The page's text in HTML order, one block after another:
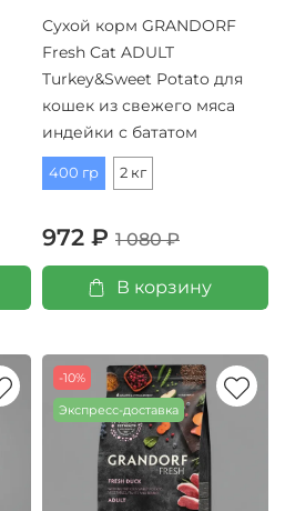
Сухой корм GRANDORF
Fresh Cat ADULT
Turkey&Sweet Potato для
кошек из свежего мяса
индейки с бататом
400 гр 2 кг
972 ₽ 1 080 ₽
В корзину
-10%
Экспресс-доставка